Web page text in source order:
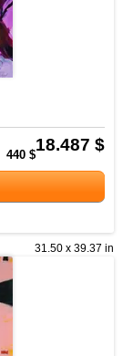
18.487 $
440 $
31.50 x 39.37 in